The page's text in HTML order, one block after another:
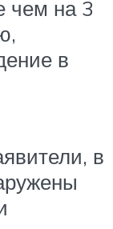
чем на 3
в
в